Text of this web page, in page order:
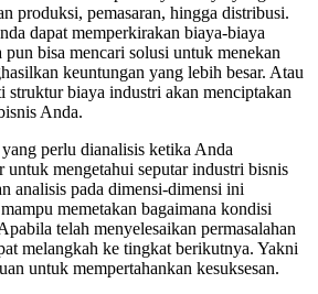
produksi, pemasaran, hingga distribusi.
dapat memperkirakan biaya-biaya
pun bisa mencari solusi untuk menekan
keuntungan yang lebih besar. Atau
struktur biaya industri akan menciptakan
Anda.
perlu dianalisis ketika Anda
untuk mengetahui seputar industri bisnis
analisis pada dimensi-dimensi ini
memetakan bagaimana kondisi
telah menyelesaikan permasalahan
melangkah ke tingkat berikutnya. Yakni
untuk mempertahankan kesuksesan.